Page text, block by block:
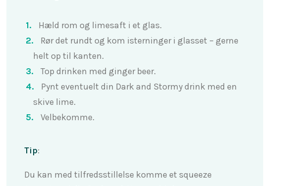
Hæld rom og limesaft i et glas.
Rør det rundt og kom isterninger i glasset – gerne
helt op til kanten.
Top drinken med ginger beer.
Pynt eventuelt din Dark and Stormy drink med en
skive lime.
Velbekomme.
Tip:
Du kan med tilfredsstillelse komme et squeeze